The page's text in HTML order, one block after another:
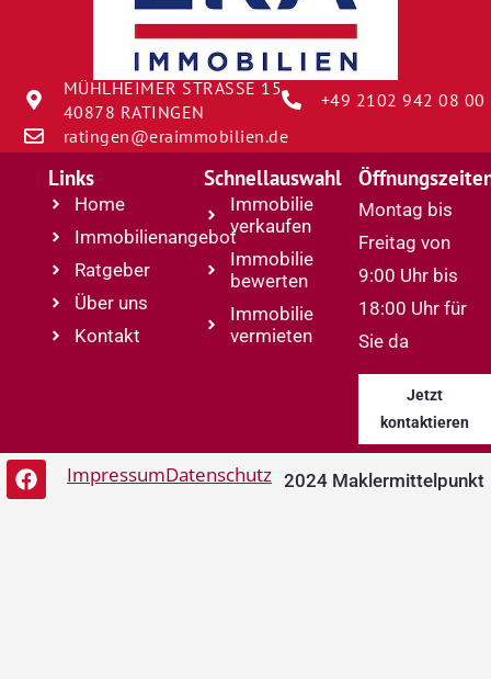
MÜHLHEIMER STRASSE 15
40878 RATINGEN
+49 2102 942 08 00
ratingen@eraimmobilien.de
Links
Home
Immobilienangebot
Ratgeber
Über uns
Kontakt
Schnellauswahl
Immobilie
verkaufen
Immobilie
bewerten
Immobilie
vermieten
Montag bis
Freitag von
9:00 Uhr bis
18:00 Uhr für
Sie da
Jetzt
kontaktieren
ImpressumDatenschutz 2024 Maklermittelpunkt